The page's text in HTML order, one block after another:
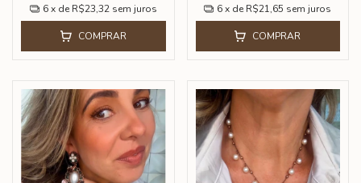
6 x de R$23,32 sem juros
COMPRAR
6 x de R$21,65 sem juros
COMPRAR